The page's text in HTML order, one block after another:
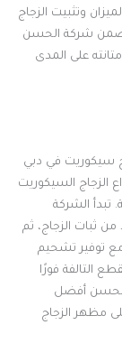
وتثبيت الزجاج
تضمن شركة الحسن
على المدى
سيكوريت في دبي
السيكوريت
تبدأ الشركة
ثبات الزجاج، ثم
توفير تشحيم
التالفة فورًا
الحسن أفضل
مظهر الزجاج